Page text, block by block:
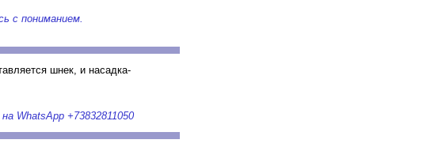
с пониманием.
шнек, и насадка-
WhatsApp +73832811050